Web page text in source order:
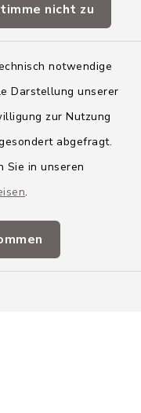
nicht zu
notwendige
Darstellung unserer
zur Nutzung
abgefragt.
Sie in unseren
.